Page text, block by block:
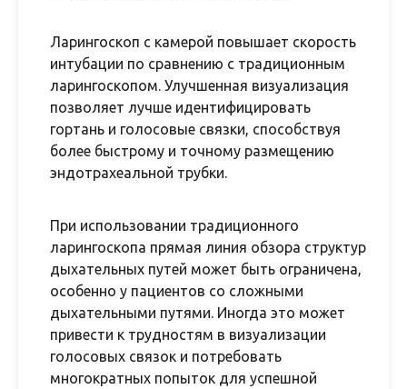
Ларингоскоп с камерой повышает скорость
интубации по сравнению с традиционным
ларингоскопом. Улучшенная визуализация
позволяет лучше идентифицировать
гортань и голосовые связки, способствуя
более быстрому и точному размещению
эндотрахеальной трубки.
При использовании традиционного
ларингоскопа прямая линия обзора структур
дыхательных путей может быть ограничена,
особенно у пациентов со сложными
дыхательными путями. Иногда это может
привести к трудностям в визуализации
голосовых связок и потребовать
многократных попыток для успешной